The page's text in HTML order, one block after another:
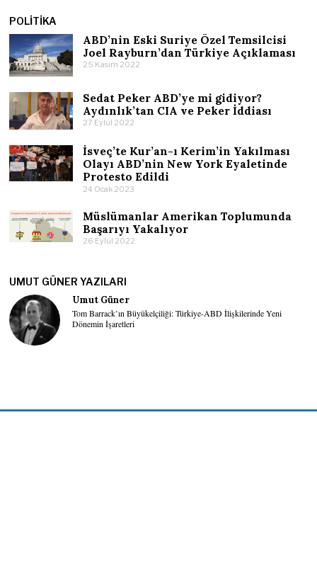
POLITIKA
ABD’nin Eski Suriye Özel Temsilcisi
Joel Rayburn’dan Türkiye Açıklaması
25 Kasım 2022
Sedat Peker ABD’ye mi gidiyor?
Aydınlık’tan CIA ve Peker İddiası
27 Eylül 2022
İsveç’te Kur’an-ı Kerim’in Yakılması
Olayı ABD’nin New York Eyaletinde
Protesto Edildi
24 Ocak 2023
Müslümanlar Amerikan Toplumunda
Başarıyı Yakalıyor
26 Eylül 2022
UMUT GÜNER YAZILARI
Umut Güner
Tom Barrack’ın Büyükelçiliği: Türkiye-ABD İlişkilerinde Yeni
Dönemin İşaretleri